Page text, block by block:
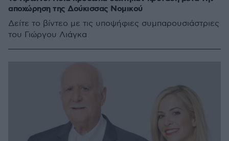
αποχώρηση της Δούκισσας Νομικού
Δείτε το βίντεο με τις υποψήφιες συμπαρουσιάστριες
του Γιώργου Λιάγκα